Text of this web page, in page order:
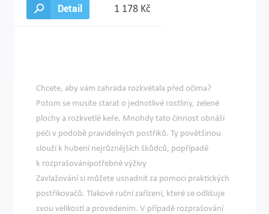
Detail 1 178 Kč
Chcete, aby vám zahrada rozkvétala před očima?
Potom se musíte starat o jednotlivé rostliny, zelené
plochy a rozkvetlé keře. Mnohdy tato činnost obnáší
péči v podobě pravidelných postřiků. Ty povětšinou
slouží k hubení nejrůznějších škůdců, popřípadě
k rozprašovánípotřebné výživy
Zavlažování si můžete usnadnit za pomoci praktických
postřikovačů. Tlakové ruční zařízení, které se odlišuje
svou velikostí a provedením. V případě rozprašování